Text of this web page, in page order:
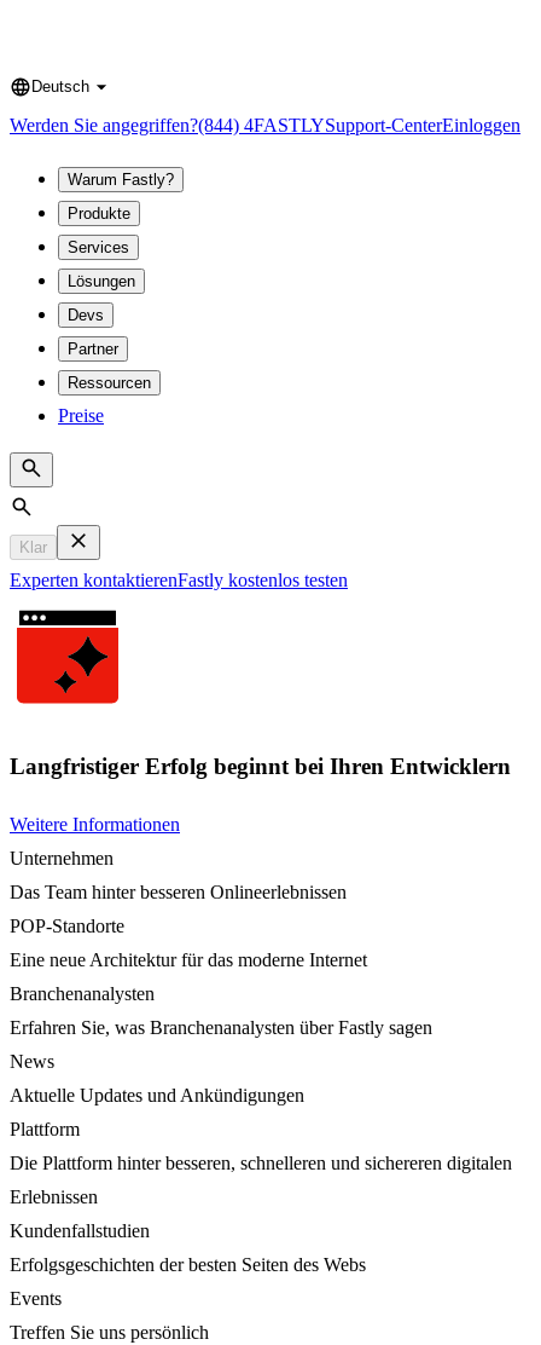
Language
Deutsch
Werden Sie angegriffen?(844) 4FASTLYSupport-CenterEinloggen
Warum Fastly?
Produkte
Services
Lösungen
Devs
Partner
Ressourcen
Preise
Search
Klar
Experten kontaktierenFastly kostenlos testen
Langfristiger Erfolg beginnt bei Ihren Entwicklern
Weitere Informationen
Unternehmen
Das Team hinter besseren Onlineerlebnissen
POP-Standorte
Eine neue Architektur für das moderne Internet
Branchenanalysten
Erfahren Sie, was Branchenanalysten über Fastly sagen
News
Aktuelle Updates und Ankündigungen
Plattform
Die Plattform hinter besseren, schnelleren und sichereren digitalen
Erlebnissen
Kundenfallstudien
Erfolgsgeschichten der besten Seiten des Webs
Events
Treffen Sie uns persönlich